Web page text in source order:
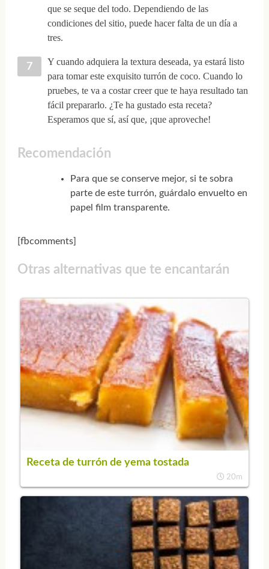
que se seque del todo. Dependiendo de las
condiciones del sitio, puede hacer falta de un día a
tres.
Y cuando adquiera la textura deseada, ya estará listo
para tomar este exquisito turrón de coco. Cuando lo
pruebes, te va a costar creer que te haya resultado tan
fácil prepararlo. ¿Te ha gustado esta receta?
Esperamos que sí, así que, ¡que aproveche!
Recomendación
Para que se conserve mejor, si te sobra
parte de este turrón, guárdalo envuelto en
papel film transparente.
[fbcomments]
Otras alternativas que te encantarán
Receta de turrón de yema tostada
20m